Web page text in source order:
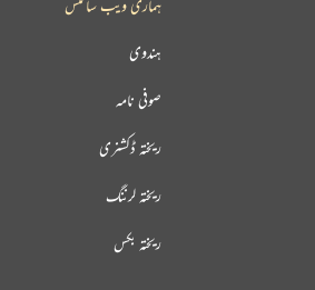
ہماری ویب سائٹس
ہندوی
صوفی نامہ
ریختہ ڈکشنری
ریختہ لرننگ
ریختہ بکس